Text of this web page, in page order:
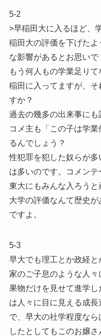
5-2
>早稲田大に入るほど
稲田大の評価を下げた
な影響があるとお思いで
もう何人もの学業足り
稲田に入ってますが、そ
すか？
過去の幾多の出来事にも
コメ主も「この子は学
るんでしょう？
性犯罪を犯した奴らが多
は多いのです。コメン
東大にもみんな入ろうと
大学の評価なんて歴史
ですよ。
5-3
早大でも理工とか政経
家のご子息のような人
果物だけを見せて進学
は人々に目に見える成
で、早大の社学程度な
したとしてもこのお嬢